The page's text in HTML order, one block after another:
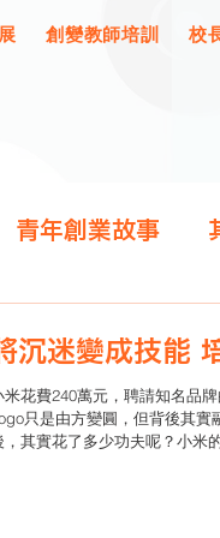
創變教師培訓 校
青年創業故事
沉迷變成技能
米花費240萬元，聘請知名品
只是由方變圓，但背後其
，其實花了多少功夫呢？小米